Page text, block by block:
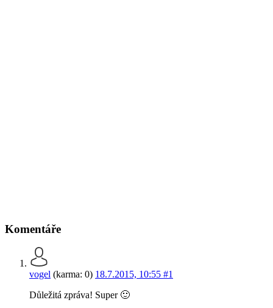
Komentáře
vogel (karma: 0) 18.7.2015, 10:55 #1
Důležitá zpráva! Super 🙂